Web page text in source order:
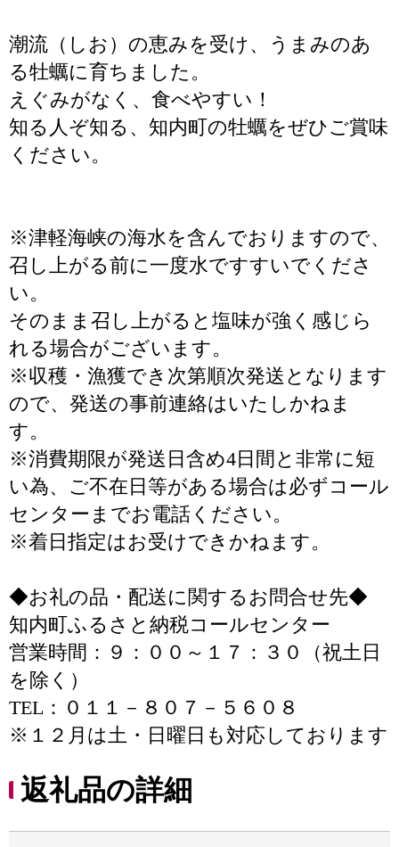
潮流（しお）の恵みを受け、うまみのあ
る牡蠣に育ちました。
えぐみがなく、食べやすい！
知る人ぞ知る、知内町の牡蠣をぜひご賞味
ください。
※津軽海峡の海水を含んでおりますので、
召し上がる前に一度水ですすいでくださ
い。
そのまま召し上がると塩味が強く感じら
れる場合がございます。
※収穫・漁獲でき次第順次発送となります
ので、発送の事前連絡はいたしかねま
す。
※消費期限が発送日含め4日間と非常に短
い為、ご不在日等がある場合は必ずコール
センターまでお電話ください。
※着日指定はお受けできかねます。
◆お礼の品・配送に関するお問合せ先◆
知内町ふるさと納税コールセンター
営業時間：９：００～１７：３０（祝土日
を除く）
TEL：０１１－８０７－５６０８
※１２月は土・日曜日も対応しております
返礼品の詳細